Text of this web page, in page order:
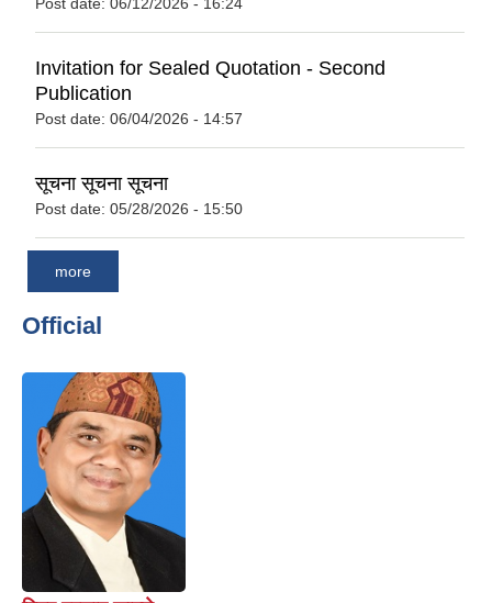
Invitation for Sealed Quotation - Second
Publication
Post date: 06/04/2026 - 14:57
सूचना सूचना सूचना
Post date: 05/28/2026 - 15:50
more
Official